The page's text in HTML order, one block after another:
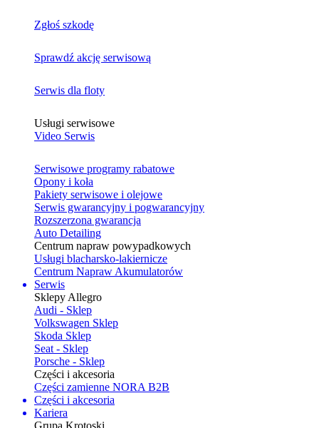
Zgłoś szkodę
Sprawdź akcję serwisową
Serwis dla floty
Usługi serwisowe
Video Serwis
Serwisowe programy rabatowe
Opony i koła
Pakiety serwisowe i olejowe
Serwis gwarancyjny i pogwarancyjny
Rozszerzona gwarancja
Auto Detailing
Centrum napraw powypadkowych
Usługi blacharsko-lakiernicze
Centrum Napraw Akumulatorów
Serwis
Sklepy Allegro
Audi - Sklep
Volkswagen Sklep
Skoda Sklep
Seat - Sklep
Porsche - Sklep
Części i akcesoria
Części zamienne NORA B2B
Części i akcesoria
Kariera
Grupa Krotoski